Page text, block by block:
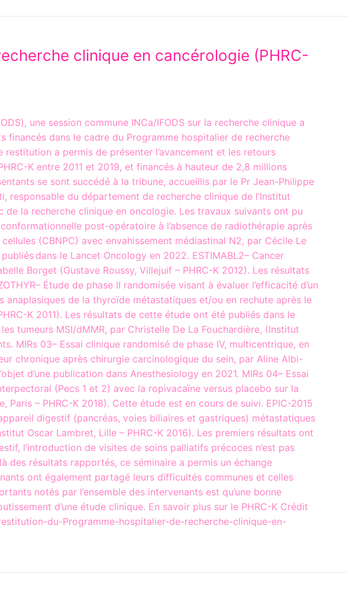
clinique en cancérologie (PHRC-
une session commune INCa/IFODS sur la recherche clinique a
dans le cadre du Programme hospitalier de recherche
a permis de présenter l’avancement et les retours
K entre 2011 et 2019, et financés à hauteur de 2,8 millions
se sont succédé à la tribune, accueillis par le Pr Jean-Philippe
du département de recherche clinique de l’Institut
la recherche clinique en oncologie. Les travaux suivants ont pu
post-opératoire à l’absence de radiothérapie après
(CBNPC) avec envahissement médiastinal N2, par Cécile Le
dans le Lancet Oncology en 2022. ESTIMABL2– Cancer
Borget (Gustave Roussy, Villejuif – PHRC-K 2012). Les résultats
Étude de phase II randomisée visant à évaluer l’efficacité d’un
de la thyroïde métastatiques et/ou en rechute après le
K 2011). Les résultats de cette étude ont été publiés dans le
tumeurs MSI/dMMR, par Christelle De La Fouchardière, (Institut
MIRs 03– Essai clinique randomisé de phase IV, multicentrique, en
chronique après chirurgie carcinologique du sein, par Aline Albi-
d’une publication dans Anesthesiology en 2021. MIRs 04– Essai
(Pecs 1 et 2) avec la ropivacaïne versus placebo sur la
– PHRC-K 2018). Cette étude est en cours de suivi. EPIC-2015
digestif (pancréas, voies biliaires et gastriques) métastatiques
Oscar Lambret, Lille – PHRC-K 2016). Les premiers résultats ont
l’introduction de visites de soins palliatifs précoces n’est pas
des résultats rapportés, ce séminaire a permis un échange
ont également partagé leurs difficultés communes et celles
notés par l’ensemble des intervenants est qu’une bonne
d’une étude clinique. En savoir plus sur le PHRC-K Crédit
du-Programme-hospitalier-de-recherche-clinique-en-